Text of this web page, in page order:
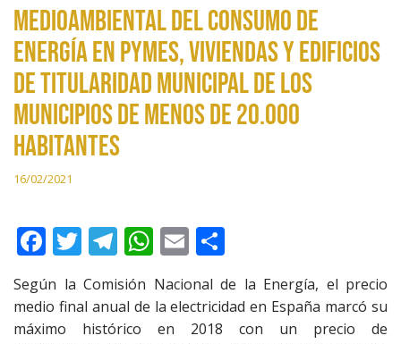
medioambiental del consumo de
energía en pymes, viviendas y edificios
de titularidad municipal de los
municipios de menos de 20.000
habitantes
16/02/2021
F
ac
e
b
T
w
itt
er
T
el
e
gr
W
h
at
s
E
m
ai
l
o
m
p
Según la Comisión Nacional de la Energía, el precio
medio final anual de la electricidad en España marcó su
máximo histórico en 2018 con un precio de